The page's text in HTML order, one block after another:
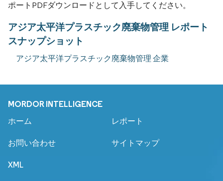
ポートPDFダウンロードとして入手してください。
アジア太平洋プラスチック廃棄物管理 レポート
スナップショット
アジア太平洋プラスチック廃棄物管理 企業
MORDOR INTELLIGENCE
ホーム レポート
お問い合わせ サイトマップ
XML